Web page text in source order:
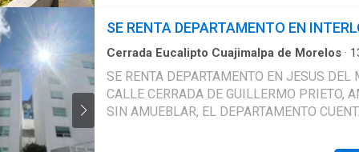
SE RENTA DEPARTAMENTO EN
Cerrada Eucalipto Cuajimalpa de Morelos ·
SE RENTA DEPARTAMENTO EN JESUS DEL
CALLE CERRADA DE GUILLERMO PRIETO,
SIN AMUEBLAR, EL DEPARTAMENTO
BAÑO, LA SEGUNDA COMPARTE BAÑO